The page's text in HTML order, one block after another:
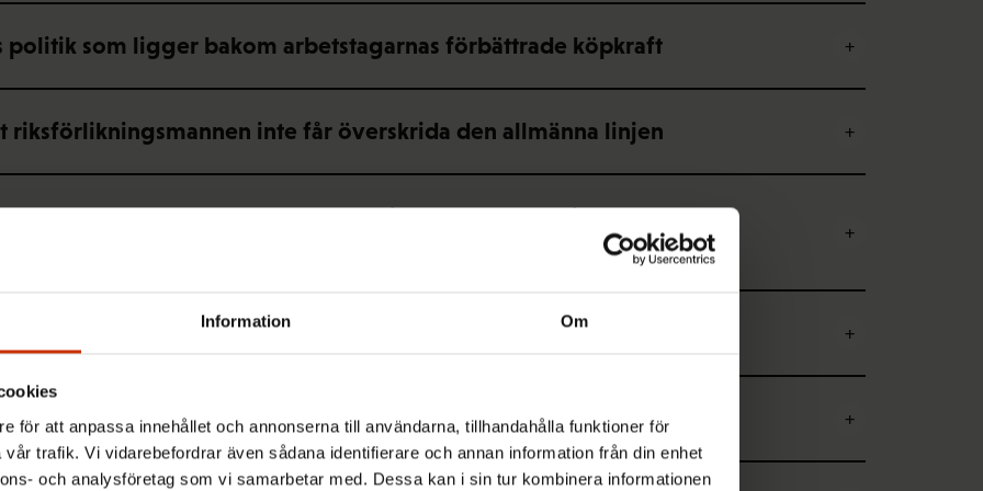
Information Om
för att anpassa innehållet och annonserna till användarna, tillhandahålla funktioner för
trafik. Vi vidarebefordrar även sådana identifierare och annan information från din enhet
och analysföretag som vi samarbetar med. Dessa kan i sin tur kombinera informationen
politik som ligger bakom arbetstagarnas förbättrade köpkraft
riksförlikningsmannen inte får överskrida den allmänna linjen
arbetstagarna och respekterar inte de demokratiskt valda
lyhört lyssnat på arbetstagarnas oro
och företag att regeringen styr över arbetsmarknadspolitiken